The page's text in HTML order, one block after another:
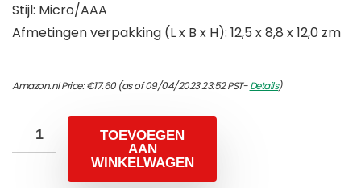
Stijl: Micro/AAA
Afmetingen verpakking (L x B x H): 12,5 x 8,8 x 12,0 zm
Amazon.nl Price:€17.60(as of 09/04/2023 23:52 PST-Details)
TOEVOEGEN
AAN
WINKELWAGEN